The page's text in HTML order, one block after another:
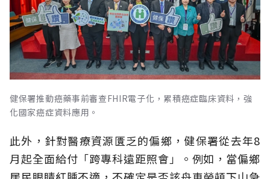
健保署推動癌藥事前審查FHIR電子化，累積癌症臨床資料，強
化國家癌症資料應用。
此外，針對醫療資源匱乏的偏鄉，健保署從去年8
月起全面給付「跨專科遠距照會」。例如，當偏鄉